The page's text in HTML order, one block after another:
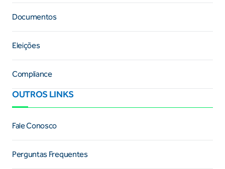
Documentos
Eleições
Compliance
OUTROS LINKS
Fale Conosco
Perguntas Frequentes